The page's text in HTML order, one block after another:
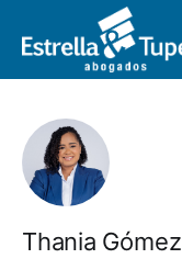
Thania Gómez